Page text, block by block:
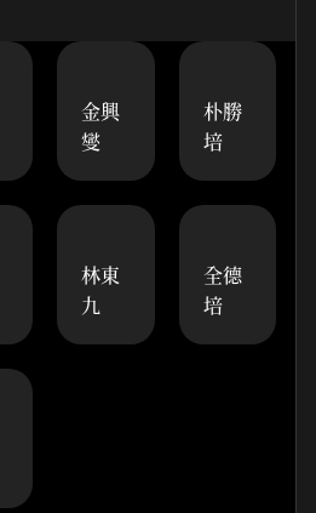
金興
燮
朴勝
培
林東
九
全德
培